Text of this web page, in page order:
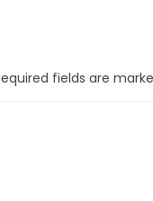
fields are